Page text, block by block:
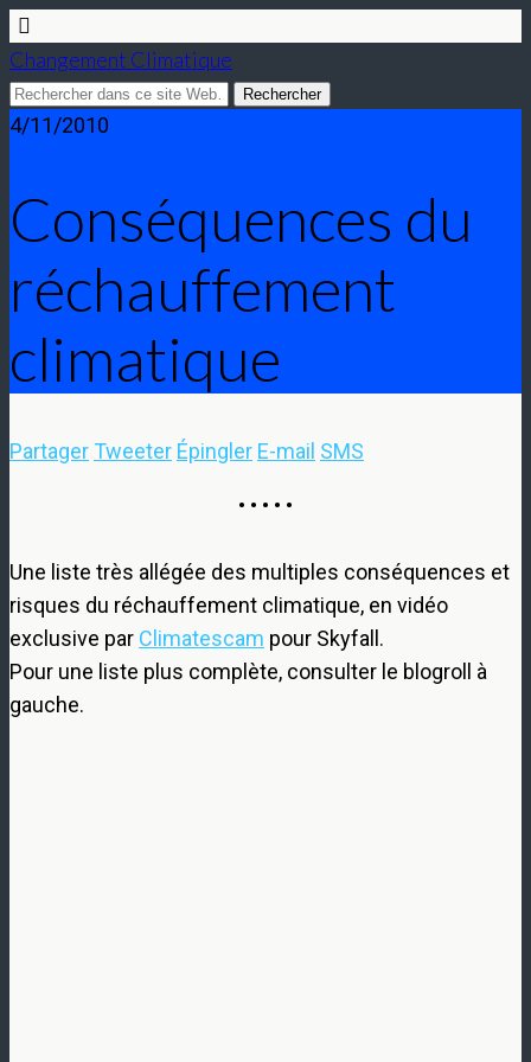
Changement Climatique
4/11/2010
Conséquences du
réchauffement
climatique
Partager Tweeter Épingler E-mail SMS
• • • • •
Une liste très allégée des multiples conséquences et
risques du réchauffement climatique, en vidéo
exclusive par Climatescam pour Skyfall.
Pour une liste plus complète, consulter le blogroll à
gauche.